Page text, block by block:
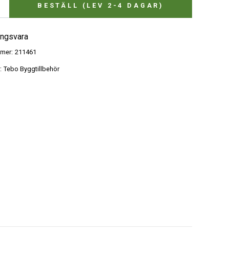
BESTÄLL (LEV 2-4 DAGAR)
211461
Tebo Byggtillbehör